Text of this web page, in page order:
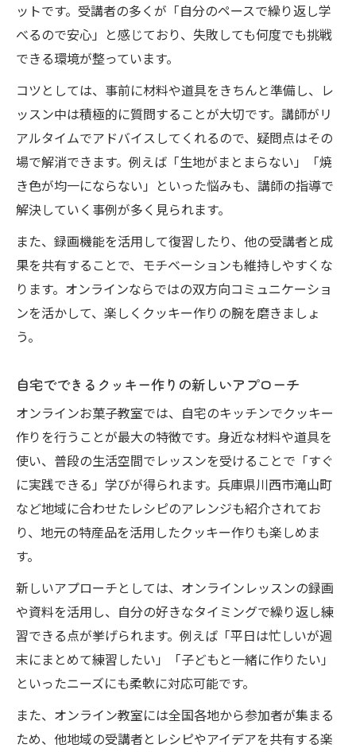
ットです。受講者の多くが「自分のペースで繰り返し学
べるので安心」と感じており、失敗しても何度でも挑戦
できる環境が整っています。
コツとしては、事前に材料や道具をきちんと準備し、レ
ッスン中は積極的に質問することが大切です。講師がリ
アルタイムでアドバイスしてくれるので、疑問点はその
場で解消できます。例えば「生地がまとまらない」「焼
き色が均一にならない」といった悩みも、講師の指導で
解決していく事例が多く見られます。
また、録画機能を活用して復習したり、他の受講者と成
果を共有することで、モチベーションも維持しやすくな
ります。オンラインならではの双方向コミュニケーショ
ンを活かして、楽しくクッキー作りの腕を磨きましょ
う。
自宅でできるクッキー作りの新しいアプローチ
オンラインお菓子教室では、自宅のキッチンでクッキー
作りを行うことが最大の特徴です。身近な材料や道具を
使い、普段の生活空間でレッスンを受けることで「すぐ
に実践できる」学びが得られます。兵庫県川西市滝山町
など地域に合わせたレシピのアレンジも紹介されてお
り、地元の特産品を活用したクッキー作りも楽しめま
す。
新しいアプローチとしては、オンラインレッスンの録画
や資料を活用し、自分の好きなタイミングで繰り返し練
習できる点が挙げられます。例えば「平日は忙しいが週
末にまとめて練習したい」「子どもと一緒に作りたい」
といったニーズにも柔軟に対応可能です。
また、オンライン教室には全国各地から参加者が集まる
ため、他地域の受講者とレシピやアイデアを共有する楽